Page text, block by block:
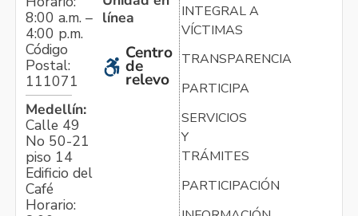
8:00 a.m. –
4:00 p.m.
Código
Postal:
111071
Medellín:
Calle 49
No 50-21
piso 14
Edificio del
Café
Horario:
línea
Centro
de
relevo
INTEGRAL A
VÍCTIMAS
TRANSPARENCIA
PARTICIPA
SERVICIOS
Y
TRÁMITES
PARTICIPACIÓN